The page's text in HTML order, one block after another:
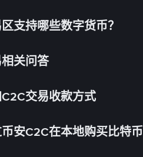
支持哪些数字货币？
关问答
交易收款方式
安C2C在本地购买比特